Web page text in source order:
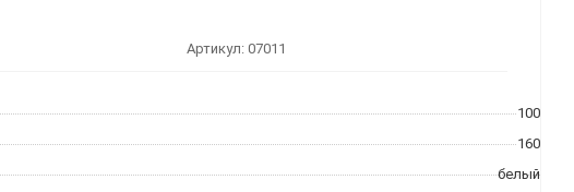
Артикул: 07011
100
160
белый